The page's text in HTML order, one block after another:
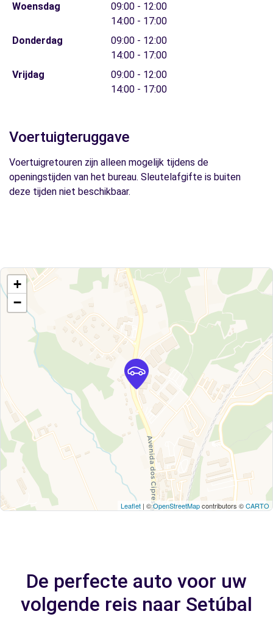
Woensdag
09:00 - 12:00
14:00 - 17:00
Donderdag
09:00 - 12:00
14:00 - 17:00
Vrijdag
09:00 - 12:00
14:00 - 17:00
Voertuigteruggave
Voertuigretouren zijn alleen mogelijk tijdens de
openingstijden van het bureau. Sleutelafgifte is buiten
deze tijden niet beschikbaar.
+
−
Leaflet | ©OpenStreetMapcontributors ©CARTO
De perfecte auto voor uw
volgende reis naar Setúbal